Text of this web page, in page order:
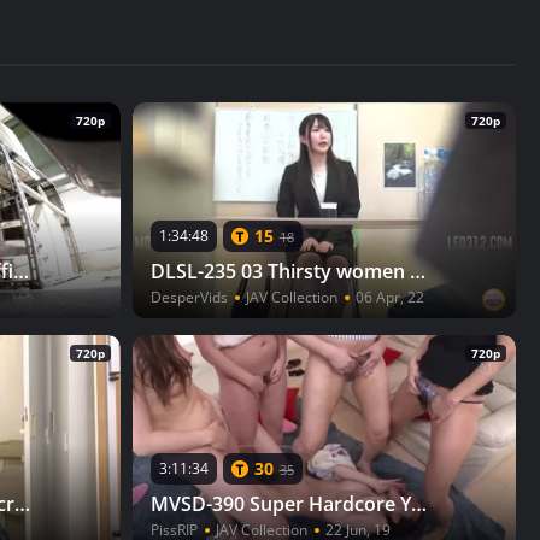
720p
DLSL-312 02 Emergency Office Lady Balcony Peeing & Pissing 5
720p
1:34:48 15 18
DLSL-235 03 Thirsty women trapped with urination urge during job interview
DesperVids JAV Collection 06 Apr, 22
720p
DLSL-566 01 Schoolgirls secret abnormal “pleasure” moments during school life. Urination endurance until very end
720p
3:11:34 30 35
MVSD-390 Super Hardcore Yurin Lesbian Party-longing Hazuki Is A Transformation Masochi Mistress Who Is Drunk Peeing
PissRIP JAV Collection 22 Jun, 19